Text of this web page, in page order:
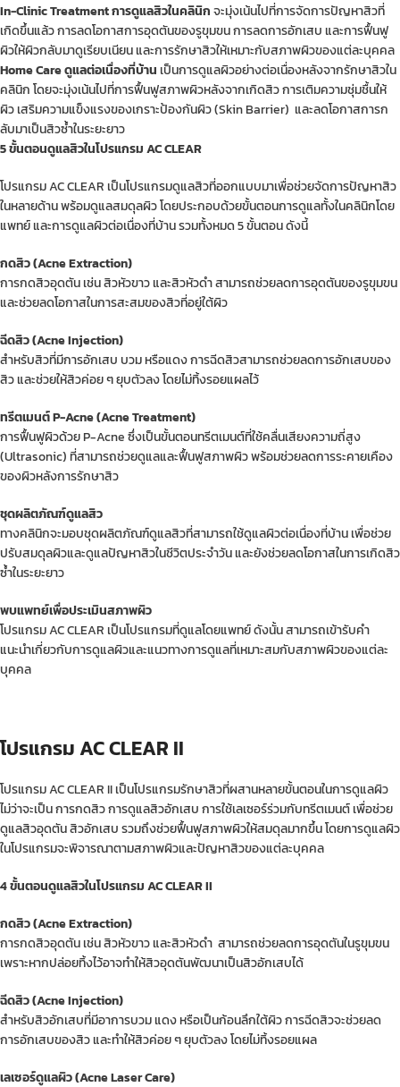
In-Clinic Treatment การดูแลสิวในคลินิกจะมุ่งเน้นไปที่การจัดการปัญหาสิวที่
เกิดขึ้นแล้ว การลดโอกาสการอุดตันของรูขุมขน การลดการอักเสบ และการฟื้นฟู
ผิวให้ผิวกลับมาดูเรียบเนียน และการรักษาสิวให้เหมาะกับสภาพผิวของแต่ละบุคคล
Home Care ดูแลต่อเนื่องที่บ้าน เป็นการดูแลผิวอย่างต่อเนื่องหลังจากรักษาสิวใน
คลินิก โดยจะมุ่งเน้นไปที่การฟื้นฟูสภาพผิวหลังจากเกิดสิว การเติมความชุ่มชื้นให้
ผิว เสริมความแข็งแรงของเกราะป้องกันผิว (Skin Barrier) และลดโอกาสการก
ลับมาเป็นสิวซ้ำในระยะยาว
5 ขั้นตอนดูแลสิวในโปรแกรม AC CLEAR
โปรแกรม AC CLEAR เป็นโปรแกรมดูแลสิวที่ออกแบบมาเพื่อช่วยจัดการปัญหาสิว
ในหลายด้าน พร้อมดูแลสมดุลผิว โดยประกอบด้วยขั้นตอนการดูแลทั้งในคลินิกโดย
แพทย์ และการดูแลผิวต่อเนื่องที่บ้าน รวมทั้งหมด 5 ขั้นตอน ดังนี้
กดสิว (Acne Extraction)
การกดสิวอุดตัน เช่น สิวหัวขาว และสิวหัวดำ สามารถช่วยลดการอุดตันของรูขุมขน
และช่วยลดโอกาสในการสะสมของสิวที่อยู่ใต้ผิว
ฉีดสิว (Acne Injection)
สำหรับสิวที่มีการอักเสบ บวม หรือแดง การฉีดสิวสามารถช่วยลดการอักเสบของ
สิว และช่วยให้สิวค่อย ๆ ยุบตัวลง โดยไม่ทิ้งรอยแผลไว้
ทรีตเมนต์ P-Acne (Acne Treatment)
การฟื้นฟูผิวด้วย P-Acne ซึ่งเป็นขั้นตอนทรีตเมนต์ที่ใช้คลื่นเสียงความถี่สูง
(Ultrasonic) ที่สามารถช่วยดูแลและฟื้นฟูสภาพผิว พร้อมช่วยลดการระคายเคือง
ของผิวหลังการรักษาสิว
ชุดผลิตภัณฑ์ดูแลสิว
ทางคลินิกจะมอบชุดผลิตภัณฑ์ดูแลสิวที่สามารถใช้ดูแลผิวต่อเนื่องที่บ้าน เพื่อช่วย
ปรับสมดุลผิวและดูแลปัญหาสิวในชีวิตประจำวัน และยังช่วยลดโอกาสในการเกิดสิว
ซ้ำในระยะยาว
พบแพทย์เพื่อประเมินสภาพผิว
โปรแกรม AC CLEAR เป็นโปรแกรมที่ดูแลโดยแพทย์ ดังนั้น สามารถเข้ารับคำ
แนะนำเกี่ยวกับการดูแลผิวและแนวทางการดูแลที่เหมาะสมกับสภาพผิวของแต่ละ
บุคคล
โปรแกรม AC CLEAR II
โปรแกรม AC CLEAR II เป็นโปรแกรมรักษาสิวที่ผสานหลายขั้นตอนในการดูแลผิว
ไม่ว่าจะเป็น การกดสิว การดูแลสิวอักเสบ การใช้เลเซอร์ร่วมกับทรีตเมนต์ เพื่อช่วย
ดูแลสิวอุดตัน สิวอักเสบ รวมถึงช่วยฟื้นฟูสภาพผิวให้สมดุลมากขึ้น โดยการดูแลผิว
ในโปรแกรมจะพิจารณาตามสภาพผิวและปัญหาสิวของแต่ละบุคคล
4 ขั้นตอนดูแลสิวในโปรแกรม AC CLEAR II
กดสิว (Acne Extraction)
การกดสิวอุดตัน เช่น สิวหัวขาว และสิวหัวดำ สามารถช่วยลดการอุดตันในรูขุมขน
เพราะหากปล่อยทิ้งไว้อาจทำให้สิวอุดตันพัฒนาเป็นสิวอักเสบได้
ฉีดสิว (Acne Injection)
สำหรับสิวอักเสบที่มีอาการบวม แดง หรือเป็นก้อนลึกใต้ผิว การฉีดสิวจะช่วยลด
การอักเสบของสิว และทำให้สิวค่อย ๆ ยุบตัวลง โดยไม่ทิ้งรอยแผล
เลเซอร์ดูแลผิว (Acne Laser Care)